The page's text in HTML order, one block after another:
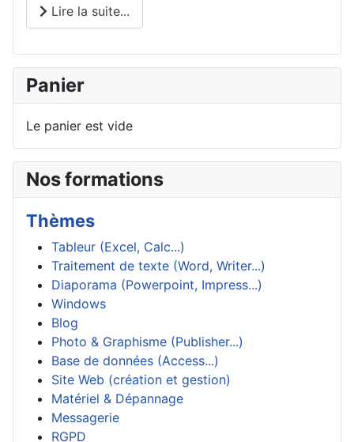
Lire la suite...
Panier
Le panier est vide
Nos formations
Thèmes
Tableur (Excel, Calc...)
Traitement de texte (Word, Writer...)
Diaporama (Powerpoint, Impress...)
Windows
Blog
Photo & Graphisme (Publisher...)
Base de données (Access...)
Site Web (création et gestion)
Matériel & Dépannage
Messagerie
RGPD